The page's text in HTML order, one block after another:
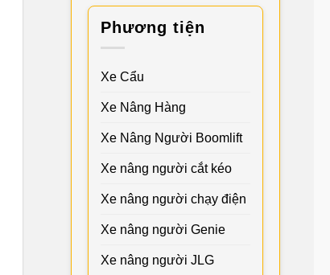
Phương tiện
Xe Cẩu
Xe Nâng Hàng
Xe Nâng Người Boomlift
Xe nâng người cắt kéo
Xe nâng người chạy điện
Xe nâng người Genie
Xe nâng người JLG